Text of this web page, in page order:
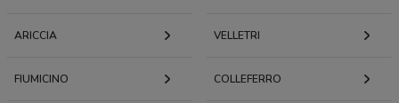
ARICCIA VELLETRI
FIUMICINO COLLEFERRO